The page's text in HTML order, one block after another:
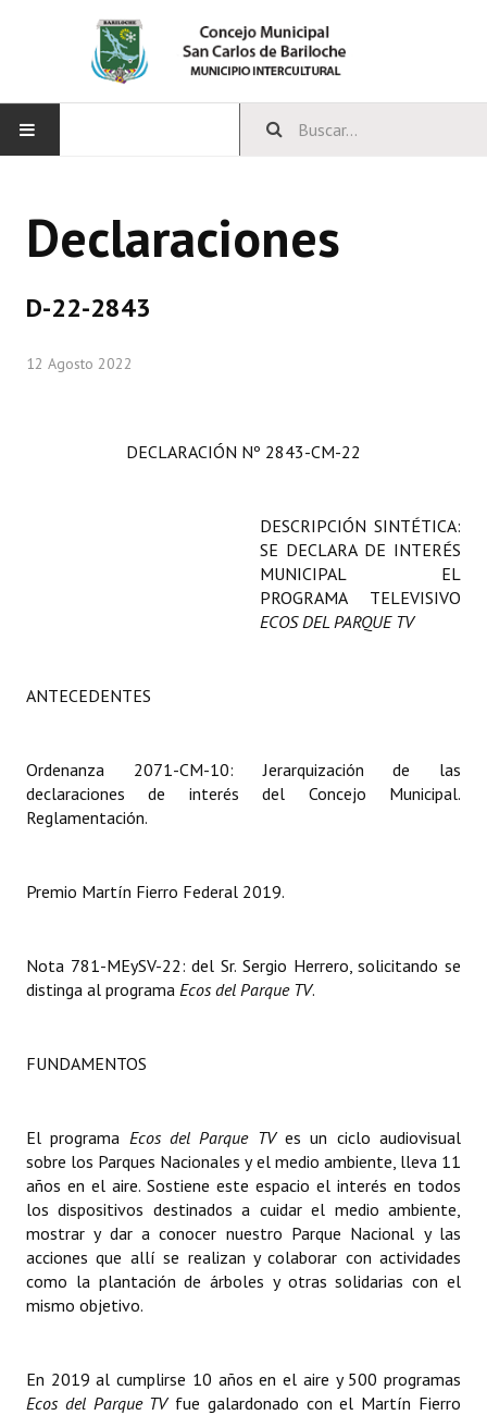
CONCEJO
Comisiones Permanentes
Carta Orgánica 2007
Digesto
Organigrama
DOCUMENTOS
Proyectos Presentados
Actas de Sesión
Ejecución Presupuestaria
Actas de Audiencias Públicas
NORMATIVA
Comunicaciones
Resoluciones
Declaraciones
D-22-2843
12 Agosto 2022
DECLARACIÓN Nº 2843-CM-22
DESCRIPCIÓN SINTÉTICA:
SE DECLARA DE INTERÉS
MUNICIPAL EL
PROGRAMA TELEVISIVO
ECOS DEL PARQUE TV
ANTECEDENTES
Ordenanza 2071-CM-10: Jerarquización de las
declaraciones de interés del Concejo Municipal.
Reglamentación.
Premio Martín Fierro Federal 2019.
Nota 781-MEySV-22: del Sr. Sergio Herrero, solicitando se
distinga al programa Ecos del Parque TV.
FUNDAMENTOS
El programa Ecos del Parque TVes un ciclo audiovisual
sobre los Parques Nacionales y el medio ambiente, lleva 11
años en el aire. Sostiene este espacio el interés en todos
los dispositivos destinados a cuidar el medio ambiente,
mostrar y dar a conocer nuestro Parque Nacional y las
acciones que allí se realizan y colaborar con actividades
como la plantación de árboles y otras solidarias con el
mismo objetivo.
En 2019 al cumplirse 10 años en el aire y 500 programas
Ecos del Parque TV fue galardonado con el Martín Fierro